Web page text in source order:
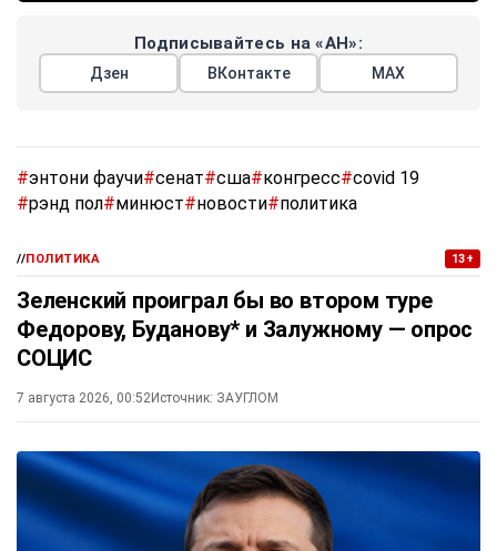
Подписывайтесь на «АН»:
Дзен ВКонтакте МАХ
#энтони фаучи#сенат#сша#конгресс#covid 19
#рэнд пол#минюст#новости#политика
//ПОЛИТИКА 13+
Зеленский проиграл бы во втором туре
Федорову, Буданову* и Залужному — опрос
СОЦИС
7 августа 2026, 00:52Источник: ЗАУГЛОМ